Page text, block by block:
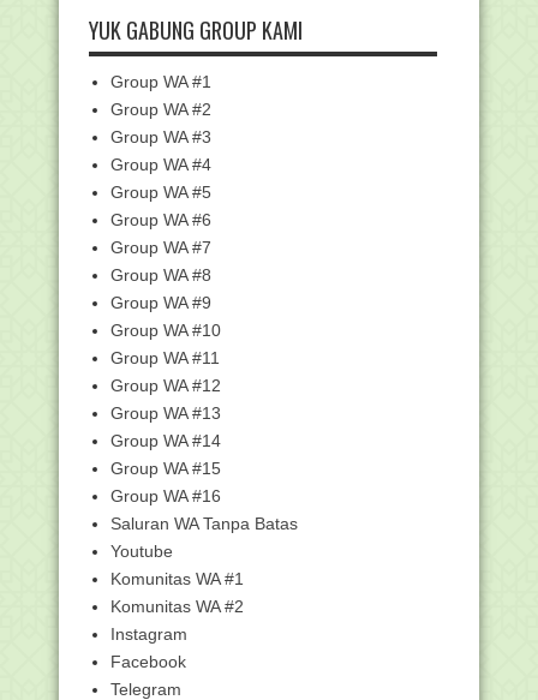
Kemenag Akan Bentuk Panitia Nasional
Pendidikan Pr...
Persyaratan Program Bantuan Subsidi
Upah bagi Guru...
46 ASN Kemenag Ikuti Uji Kompetensi
Inpassing Jaba...
Kemenag Gandeng 5 Operator, Beri
Paket Data Gratis...
Kemenag Finalisasi Regulasi
Pelaksanaan Pendidikan...
Mungkin Anda Pernah Membantu
Melahirkan Tuyul di K...
Gandeng Google, Kemenag Luncurkan
Program Transfor...
Inspirator Pesantren Wirausaha -
"Mengenal KH. Fua...
“KAROMAH DEBU MADINAH”
Menteri Agama Terkonfirmasi Positif
Covid-19, Kond...
Punya Pasangan Berpipi Tembem?
Mereka Tak Layak Ka...
Persiapan Launching Program
Kerjasama Madrasah den...
Inspirator Madrasah - "Mengenal Abdul
Djalil"
Ini Enam Finalis Lomba Video Jejak
YUK GABUNG GROUP KAMI
Group WA #1
Group WA #2
Group WA #3
Group WA #4
Group WA #5
Group WA #6
Group WA #7
Group WA #8
Group WA #9
Group WA #10
Group WA #11
Group WA #12
Group WA #13
Group WA #14
Group WA #15
Group WA #16
Saluran WA Tanpa Batas
Youtube
Komunitas WA #1
Komunitas WA #2
Instagram
Facebook
Telegram